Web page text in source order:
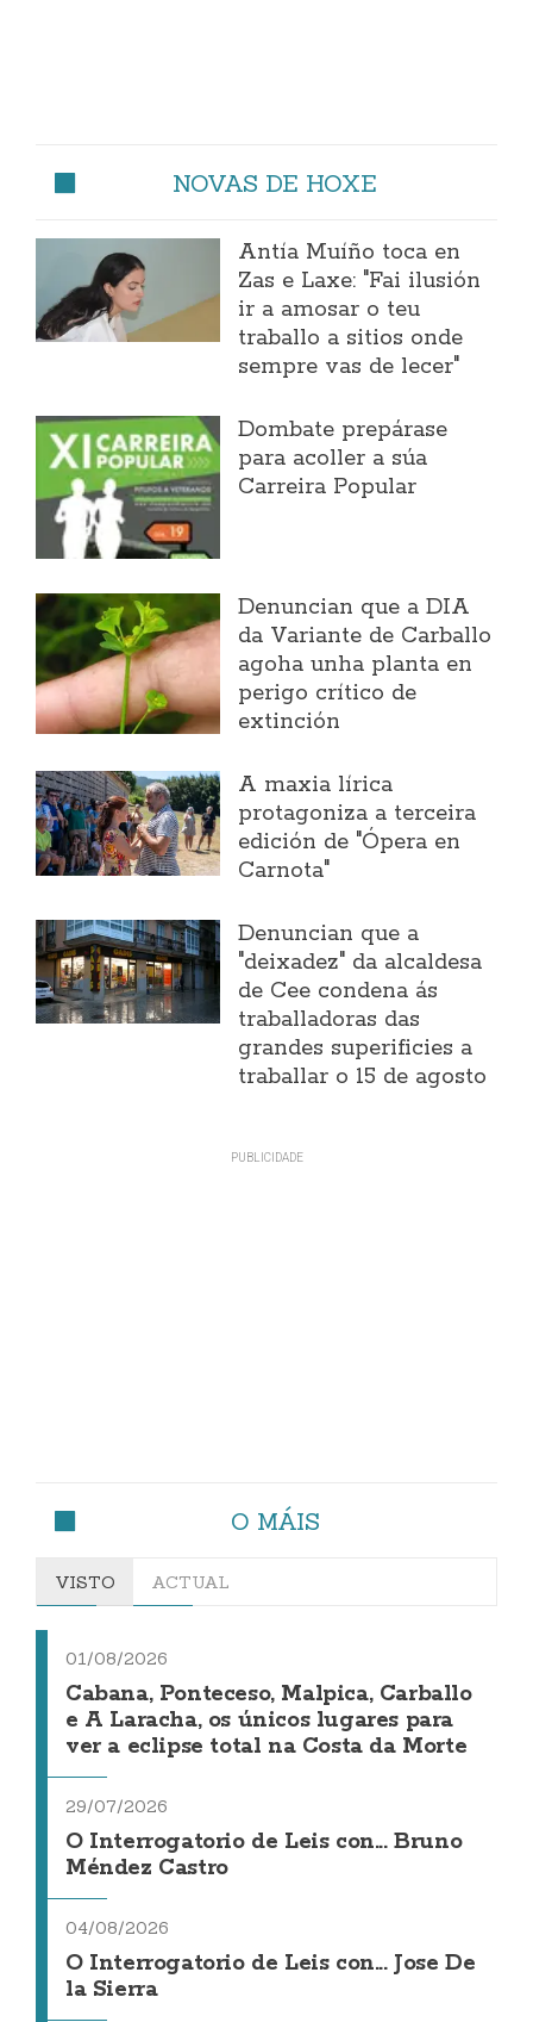
NOVAS DE HOXE
Antía Muíño toca en
Zas e Laxe: "Fai ilusión
ir a amosar o teu
traballo a sitios onde
sempre vas de lecer"
Dombate prepárase
para acoller a súa
Carreira Popular
Denuncian que a DIA
da Variante de Carballo
agoha unha planta en
perigo crítico de
extinción
A maxia lírica
protagoniza a terceira
edición de "Ópera en
Carnota"
Denuncian que a
"deixadez" da alcaldesa
de Cee condena ás
traballadoras das
grandes superificies a
traballar o 15 de agosto
O MÁIS
VISTO ACTUAL
01/08/2026
Cabana, Ponteceso, Malpica, Carballo
e A Laracha, os únicos lugares para
ver a eclipse total na Costa da Morte
29/07/2026
O Interrogatorio de Leis con... Bruno
Méndez Castro
04/08/2026
O Interrogatorio de Leis con... Jose De
la Sierra